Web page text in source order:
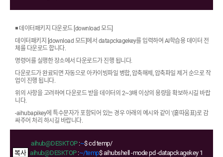
◾ 데이터패키지 다운로드 [download 모드]
데이터패키지 [download 모드]에서 datapckagekey를 입력하여 AI학습용 데이터 전
체를 다운로드 합니다.
명령어를 실행한 장소에서 다운로드가 진행 됩니다.
다운로드가 완료되면 자동으로 아카이빙파일 병합, 압축해제, 압축파일 제거 순으로 작
업이 진행 됩니다.
위의 사항을 고려하여 다운로드 받을 데이터의 2~3배 이상의 용량을 확보하시길 바랍
니다.
-aihubapikey에 특수문자가 포함되어 있는 경우 아래의 예시와 같이 '(홑따움표)로 감
싸주어 처리 하시길 바랍니다.
aihub@DESKTOP:~$ cd temp/
aihub@DESKTOP:~/temp$ aihubshell -mode pd -datapckagekey 1